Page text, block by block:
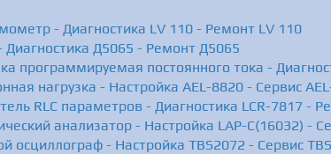
- Диагностика LV 110 - Ремонт LV 110
Д5065 - Ремонт Д5065
программируемая постоянного тока -
нагрузка - Настройка AEL-8820 - Сервис
RLС параметров - Диагностика LCR-7817 -
анализатор - Настройка LAP-C(16032) -
- Настройка TBS2072 - Сервис